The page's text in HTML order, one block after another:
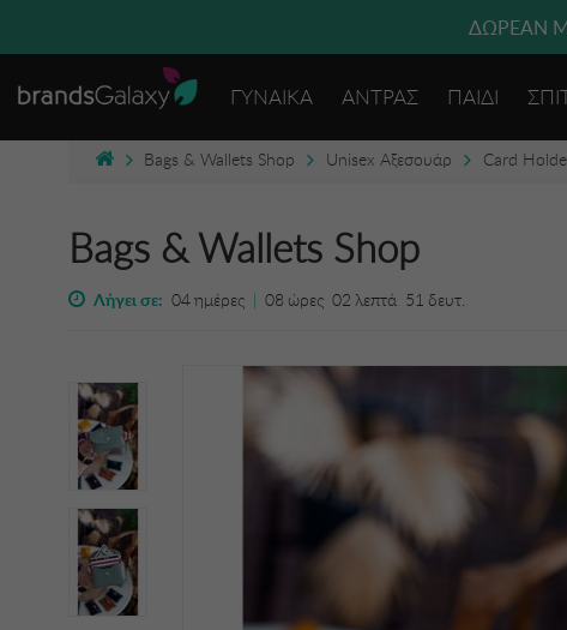
ΔΩΡΕΑΝ
ΓΥΝΑΙΚΑ ΑΝΤΡΑΣ ΠΑΙΔΙ
Bags & Wallets Shop Unisex Αξεσουάρ Card
Bags & Wallets Shop
Λήγει σε: 04ημέρες | 08 ώρες 02 λεπτά 51 δευτ.